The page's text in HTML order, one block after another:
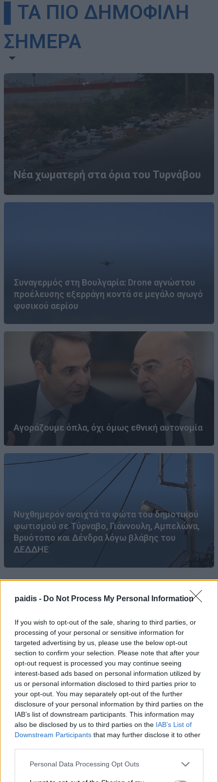
paidis - Do Not Process My Personal Information
If you wish to opt-out of the sale, sharing to third parties, or
processing of your personal or sensitive information for
targeted advertising by us, please use the below opt-out
section to confirm your selection. Please note that after your
opt-out request is processed you may continue seeing
interest-based ads based on personal information utilized by
us or personal information disclosed to third parties prior to
your opt-out. You may separately opt-out of the further
disclosure of your personal information by third parties on the
IAB’s list of downstream participants. This information may
also be disclosed by us to third parties on the IAB’s List of
Downstream Participants that may further disclose it to other
Personal Data Processing Opt Outs
▌ΤΑ ΠΙΟ ΔΗΜΟΦΙΛΗ
ΣΗΜΕΡΑ
Νέα χωματερή στα όρια του Τυρνάβου
Συναγερμός στη Βουλγαρία: Drone αγνώστου
προέλευσης εξερράγη κοντά σε μεγάλο αγωγό
φυσικού αερίου
Αγοράζουμε όπλα, όχι όμως εθνική αυτονομία
Νυχθημερόν ανοιχτά τα φώτα του δημοτικού
φωτισμού σε Τύρναβο, Γιάννουλη, Αμπελώνα,
Βρυότοπο και Δένδρα λόγω βλάβης του
ΔΕΔΔΗΕ